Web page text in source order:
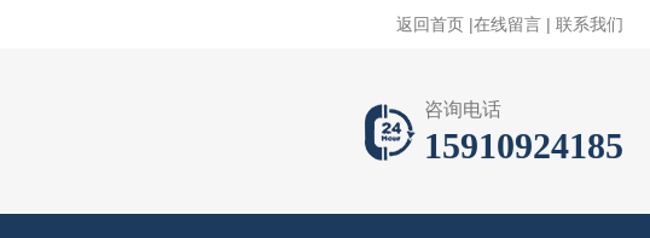
返回首页 |在线留言 | 联系我们
咨询电话
15910924185